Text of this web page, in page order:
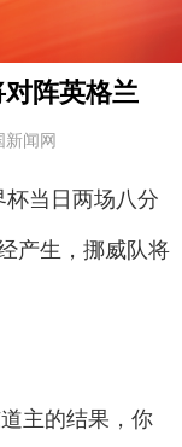
阵英格兰
新闻网
当日两场八分
产生，挪威队将
主的结果，你